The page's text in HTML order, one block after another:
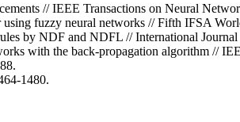
// IEEE Transactions on Neural
fuzzy neural networks // Fifth IFSA
by NDF and NDFL // International
with the back-propagation algorithm //
1480.